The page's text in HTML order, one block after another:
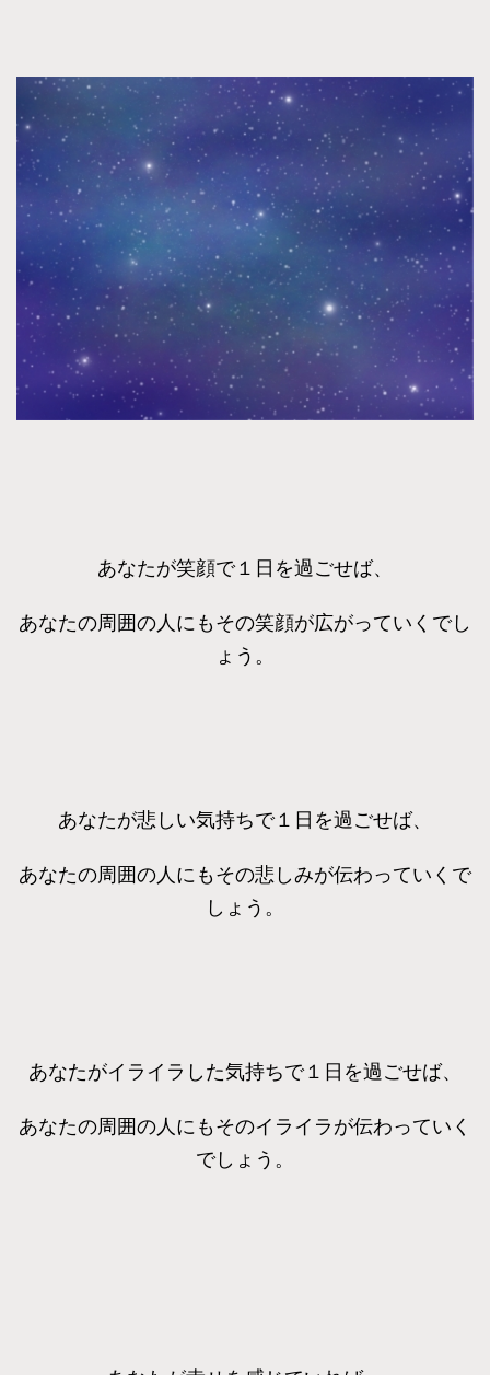
あなたが笑顔で１日を過ごせば、
あなたの周囲の人にもその笑顔が広がっていくでし
ょう。
あなたが悲しい気持ちで１日を過ごせば、
あなたの周囲の人にもその悲しみが伝わっていくで
しょう。
あなたがイライラした気持ちで１日を過ごせば、
あなたの周囲の人にもそのイライラが伝わっていく
でしょう。